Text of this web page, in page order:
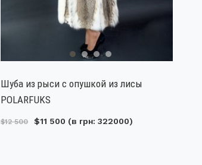
Шуба из рыси с опушкой из лисы
POLARFUKS
$12 500 $11 500 (в грн: 322000)